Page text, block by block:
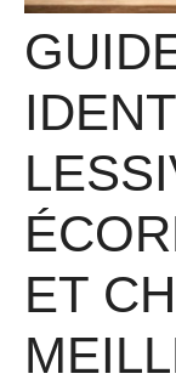
ET